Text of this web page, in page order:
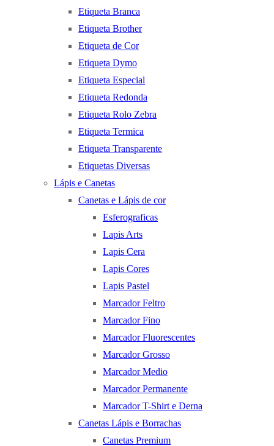
Etiqueta Branca
Etiqueta Brother
Etiqueta de Cor
Etiqueta Dymo
Etiqueta Especial
Etiqueta Redonda
Etiqueta Rolo Zebra
Etiqueta Termica
Etiqueta Transparente
Etiquetas Diversas
Lápis e Canetas
Canetas e Lápis de cor
Esferograficas
Lapis Arts
Lapis Cera
Lapis Cores
Lapis Pastel
Marcador Feltro
Marcador Fino
Marcador Fluorescentes
Marcador Grosso
Marcador Medio
Marcador Permanente
Marcador T-Shirt e Derna
Canetas Lápis e Borrachas
Canetas Premium